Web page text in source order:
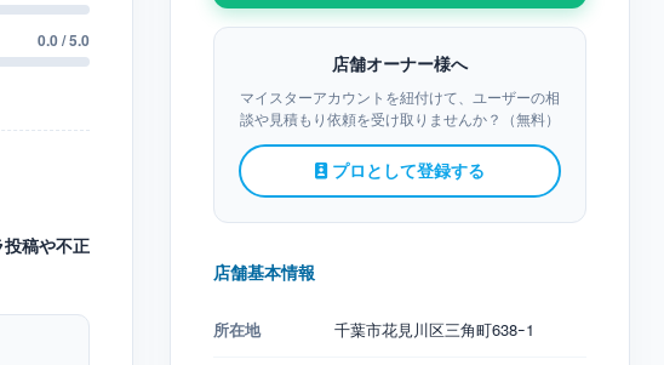
0.0 / 5.0
稿や不正
店舗オーナー様へ
マイスターアカウントを紐付けて、ユーザーの相
談や見積もり依頼を受け取りませんか？（無料）
プロとして登録する
店舗基本情報
所在地 千葉市花見川区三角町638ｰ1